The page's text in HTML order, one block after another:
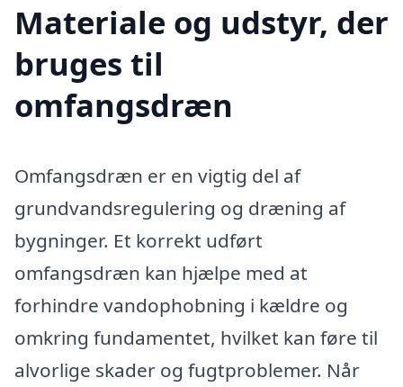
Materiale og udstyr, der
bruges til
omfangsdræn
Omfangsdræn er en vigtig del af
grundvandsregulering og dræning af
bygninger. Et korrekt udført
omfangsdræn kan hjælpe med at
forhindre vandophobning i kældre og
omkring fundamentet, hvilket kan føre til
alvorlige skader og fugtproblemer. Når